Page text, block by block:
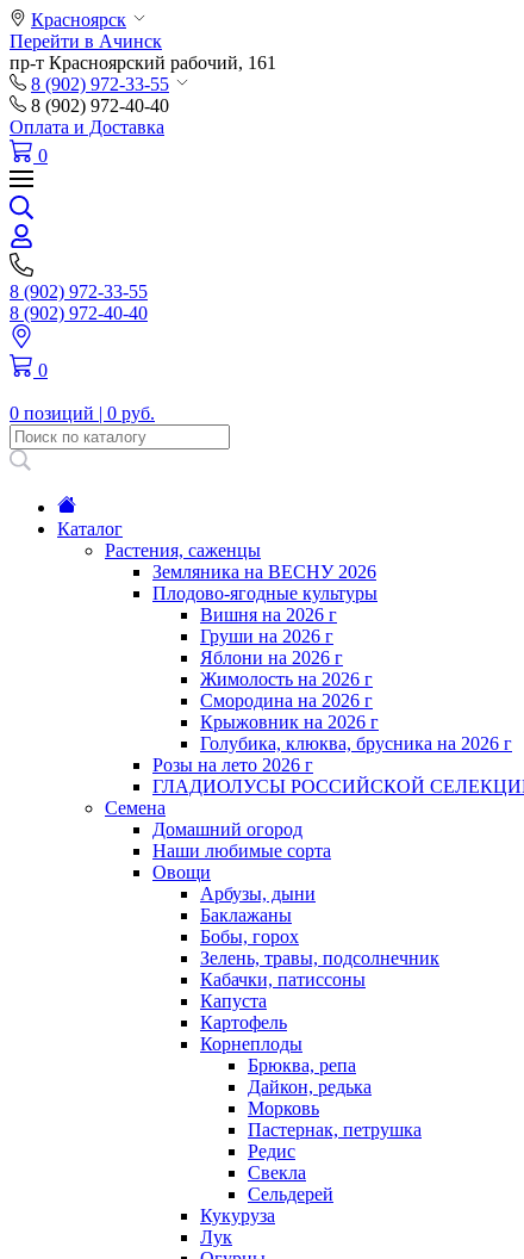
Красноярск
Перейти в Ачинск
пр-т Красноярский рабочий, 161
8 (902) 972-33-55
8 (902) 972-40-40
Оплата и Доставка
0
8 (902) 972-33-55
8 (902) 972-40-40
0
0 позиций | 0 руб.
Каталог
Растения, саженцы
Земляника на ВЕСНУ 2026
Плодово-ягодные культуры
Вишня на 2026 г
Груши на 2026 г
Яблони на 2026 г
Жимолость на 2026 г
Смородина на 2026 г
Крыжовник на 2026 г
Голубика, клюква, брусника на 2026 г
Розы на лето 2026 г
ГЛАДИОЛУСЫ РОССИЙСКОЙ
Семена
Домашний огород
Наши любимые сорта
Овощи
Арбузы, дыни
Баклажаны
Бобы, горох
Зелень, травы, подсолнечник
Кабачки, патиссоны
Капуста
Картофель
Корнеплоды
Брюква, репа
Дайкон, редька
Морковь
Пастернак, петрушка
Редис
Свекла
Сельдерей
Кукуруза
Лук